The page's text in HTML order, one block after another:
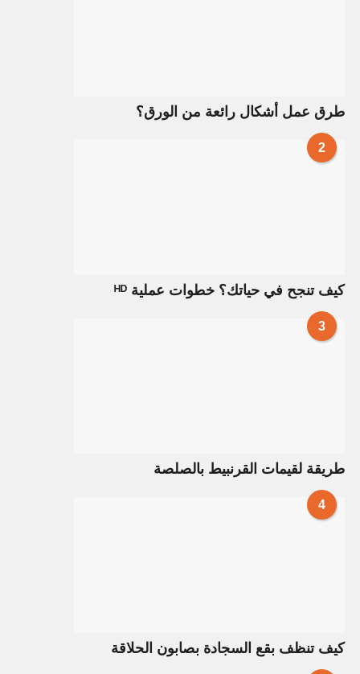
طرق عمل أشكال رائعة من الورق؟
2
كيف تنجح في حياتك؟ خطوات عملية ᴴᴰ
3
طريقة لقيمات القرنبيط بالصلصة
4
كيف تنظف بقع السجادة بصابون الحلاقة